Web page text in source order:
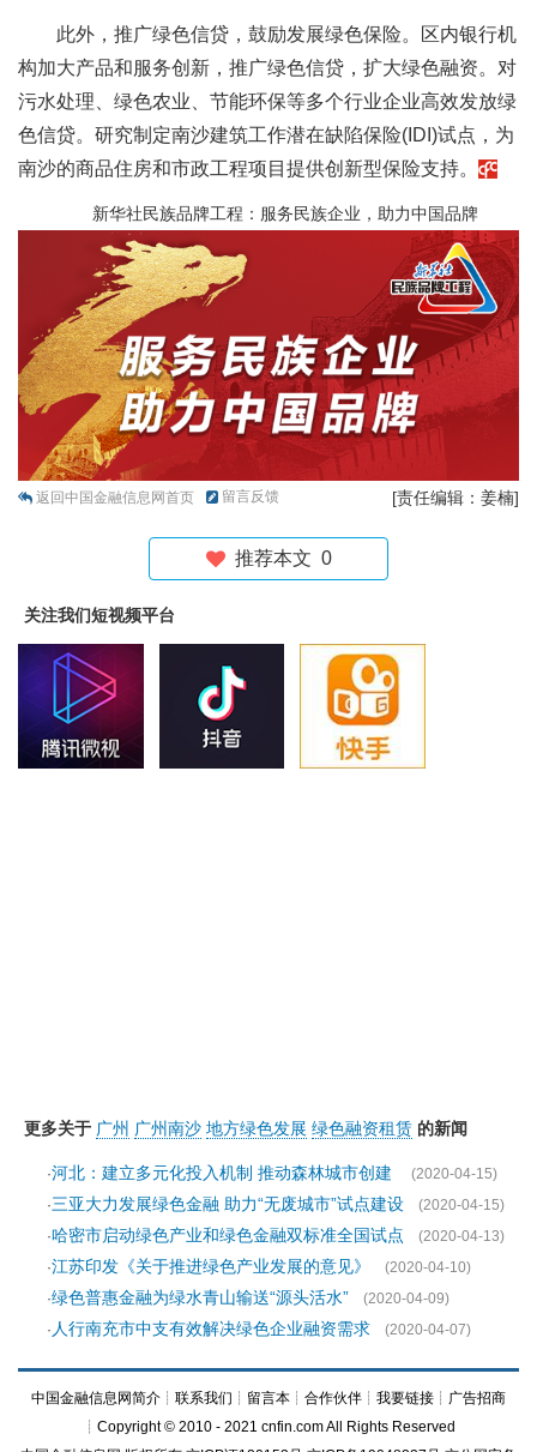
此外，推广绿色信贷，鼓励发展绿色保险。区内银行机
构加大产品和服务创新，推广绿色信贷，扩大绿色融资。对
污水处理、绿色农业、节能环保等多个行业企业高效发放绿
色信贷。研究制定南沙建筑工作潜在缺陷保险(IDI)试点，为
南沙的商品住房和市政工程项目提供创新型保险支持。
新华社民族品牌工程：服务民族企业，助力中国品牌
返回中国金融信息网首页 留言反馈 [责任编辑：姜楠]
推荐本文 0
关注我们短视频平台
更多关于 广州 广州南沙 地方绿色发展 绿色融资租赁 的新闻
·河北：建立多元化投入机制 推动森林城市创建
(2020-04-15)
·三亚大力发展绿色金融 助力“无废城市”试点建设
(2020-04-15)
·哈密市启动绿色产业和绿色金融双标准全国试点
(2020-04-13)
·江苏印发《关于推进绿色产业发展的意见》
(2020-04-10)
·绿色普惠金融为绿水青山输送“源头活水”
(2020-04-09)
· 人行南充市中支有效解决绿色企业融资需求 (2020-04-07)
中国金融信息网简介 ┊ 联系我们 ┊ 留言本 ┊ 合作伙伴 ┊ 我要链接 ┊ 广告招商
┊Copyright © 2010 - 2021 cnfin.com All Rights Reserved